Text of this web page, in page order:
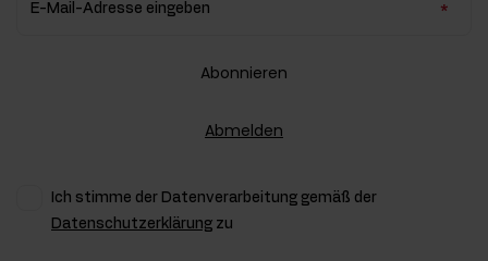
E-Mail-Adresse eingeben
Abonnieren
Abmelden
Ich stimme der Datenverarbeitung gemäß der
Datenschutzerklärung zu